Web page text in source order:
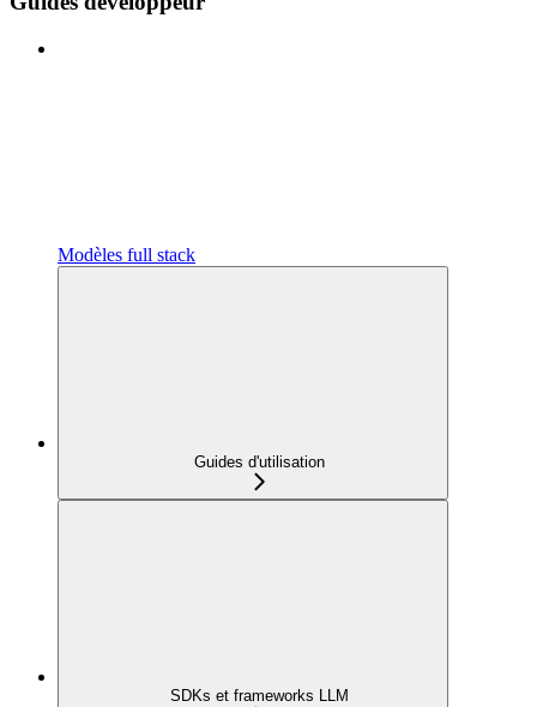
Modèles full stack
Guides d'utilisation
SDKs et frameworks LLM